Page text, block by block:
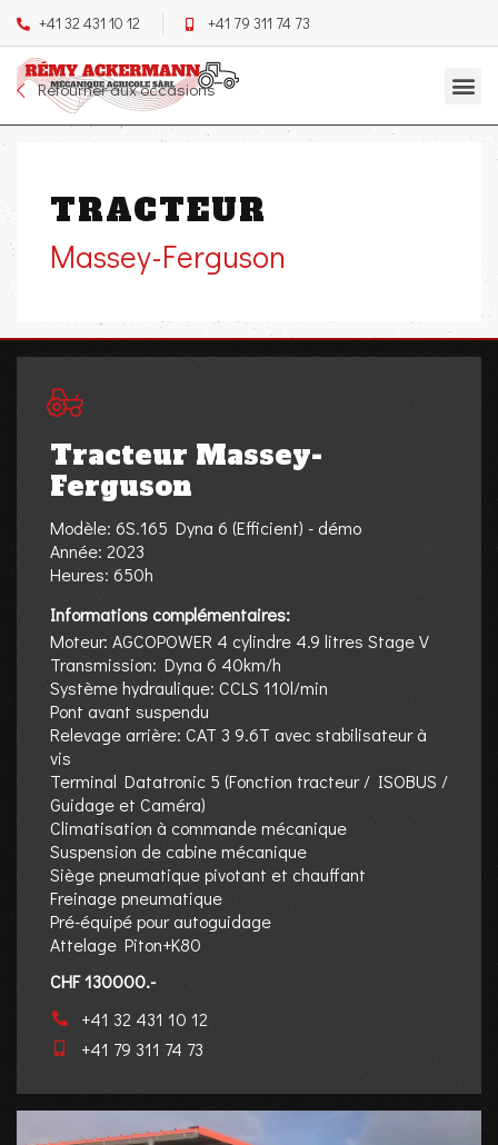
+41 32 431 10 12 +41 79 311 74 73
Retourner aux occasions
TRACTEUR
Massey-Ferguson
Tracteur Massey-
Ferguson
Modèle: 6S.165 Dyna 6 (Efficient) - démo
Année: 2023
Heures: 650h
Informations complémentaires:
Moteur: AGCOPOWER 4 cylindre 4.9 litres Stage V
Transmission: Dyna 6 40km/h
Système hydraulique: CCLS 110l/min
Pont avant suspendu
Relevage arrière: CAT 3 9.6T avec stabilisateur à
vis
Terminal Datatronic 5 (Fonction tracteur / ISOBUS /
Guidage et Caméra)
Climatisation à commande mécanique
Suspension de cabine mécanique
Siège pneumatique pivotant et chauffant
Freinage pneumatique
Pré-équipé pour autoguidage
Attelage Piton+K80
CHF 130000.-
+41 32 431 10 12
+41 79 311 74 73